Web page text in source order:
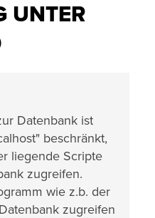
UNTER
Datenbank ist
beschränkt,
liegende Scripte
zugreifen.
wie z.b. der
zugreifen